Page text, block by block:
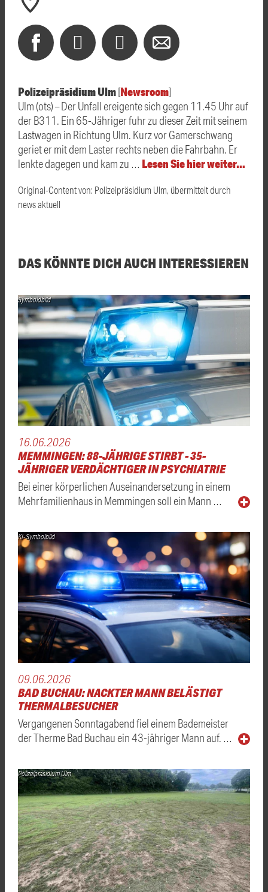
Polizeipräsidium Ulm[Newsroom]
Ulm (ots) – Der Unfall ereigente sich gegen 11.45 Uhr auf
der B311. Ein 65-Jähriger fuhr zu dieser Zeit mit seinem
Lastwagen in Richtung Ulm. Kurz vor Gamerschwang
geriet er mit dem Laster rechts neben die Fahrbahn. Er
lenkte dagegen und kam zu … Lesen Sie hier weiter…
Original-Content von: Polizeipräsidium Ulm, übermittelt durch
news aktuell
DAS KÖNNTE DICH AUCH INTERESSIEREN
Symboldbild
16.06.2026
MEMMINGEN: 88-JÄHRIGE STIRBT - 35-
JÄHRIGER VERDÄCHTIGER IN PSYCHIATRIE
Bei einer körperlichen Auseinandersetzung in einem
Mehrfamilienhaus in Memmingen soll ein Mann …
KI-Symbolbild
09.06.2026
BAD BUCHAU: NACKTER MANN BELÄSTIGT
THERMALBESUCHER
Vergangenen Sonntagabend fiel einem Bademeister
der Therme Bad Buchau ein 43-jähriger Mann auf. …
Polizeipräsidium Ulm